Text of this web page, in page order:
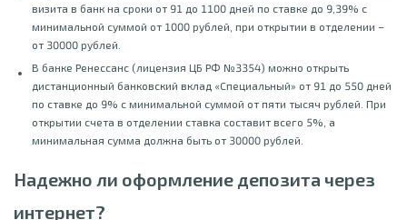
визита в банк на сроки от 91 до 1100 дней по ставке до 9,39% с
минимальной суммой от 1000 рублей, при открытии в отделении –
от 30000 рублей.
В банке Ренессанс (лицензия ЦБ РФ №3354) можно открыть
дистанционный банковский вклад «Специальный» от 91 до 550 дней
по ставке до 9% с минимальной суммой от пяти тысяч рублей. При
открытии счета в отделении ставка составит всего 5%, а
минимальная сумма должна быть от 30000 рублей.
Надежно ли оформление депозита через
интернет?